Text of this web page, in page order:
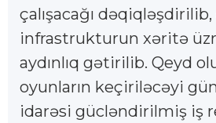
çalışacağı
infrastrukturun xəritə
aydınlıq gətirilib. Qeyd
oyunların keçiriləcəyi
idarəsi gücləndirilmiş iş